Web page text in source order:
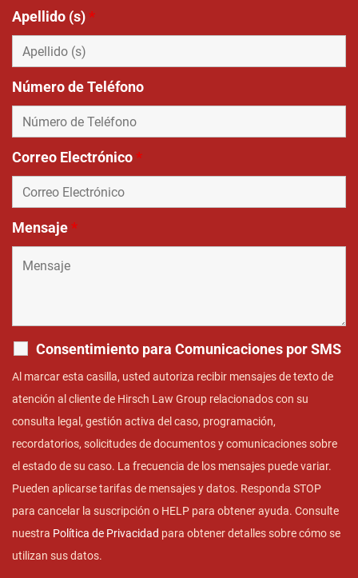
Apellido (s)*
Número de Teléfono
Correo Electrónico*
Mensaje*
Consentimiento para Comunicaciones por SMS
Al marcar esta casilla, usted autoriza recibir mensajes de texto de
atención al cliente de Hirsch Law Group relacionados con su
consulta legal, gestión activa del caso, programación,
recordatorios, solicitudes de documentos y comunicaciones sobre
el estado de su caso. La frecuencia de los mensajes puede variar.
Pueden aplicarse tarifas de mensajes y datos. Responda STOP
para cancelar la suscripción o HELP para obtener ayuda. Consulte
nuestra Política de Privacidad para obtener detalles sobre cómo se
utilizan sus datos.